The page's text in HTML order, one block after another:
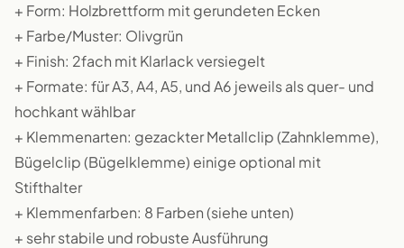
+ Form: Holzbrettform mit gerundeten Ecken
+ Farbe/Muster: Olivgrün
+ Finish: 2fach mit Klarlack versiegelt
+ Formate: für A3, A4, A5, und A6 jeweils als quer- und
hochkant wählbar
+ Klemmenarten: gezackter Metallclip (Zahnklemme),
Bügelclip (Bügelklemme) einige optional mit
Stifthalter
+ Klemmenfarben: 8 Farben (siehe unten)
+ sehr stabile und robuste Ausführung